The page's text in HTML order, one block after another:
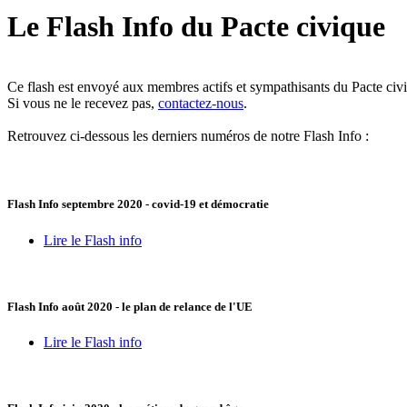
Le Flash Info du Pacte civique
Ce flash est envoyé aux membres actifs et sympathisants du Pacte
Si vous ne le recevez pas, contactez-nous.
Retrouvez ci-dessous les derniers numéros de notre Flash Info :
Flash Info septembre 2020 - covid-19 et démocratie
Lire le Flash info
Flash Info août 2020 - le plan de relance de l'UE
Lire le Flash info